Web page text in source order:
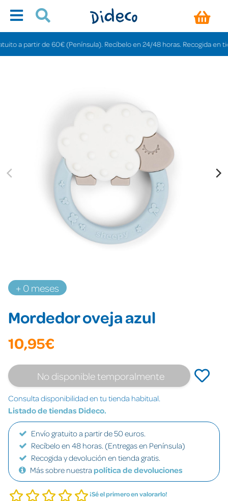
a partir de 60€ (Península). Recíbelo en 24/48 horas. Recogida en
+ 0 meses
Mordedor oveja azul
10,95€
No disponible temporalmente
Consulta disponibilidad en tu tienda habitual.
Listado de tiendas Dideco.
Envío gratuito a partir de 50 euros.
Recíbelo en 48 horas. (Entregas en Península)
Recogida y devolución en tienda gratis.
Más sobre nuestra política de devoluciones
¡Sé el primero en valorarlo!